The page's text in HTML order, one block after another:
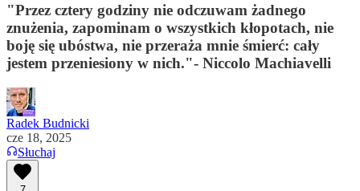
"Przez cztery godziny nie odczuwam żadnego
znużenia, zapominam o wszystkich kłopotach, nie
boję się ubóstwa, nie przeraża mnie śmierć: cały
jestem przeniesiony w nich."- Niccolo Machiavelli
Radek Budnicki
cze 18, 2025
Słuchaj